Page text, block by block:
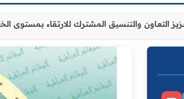
ديالى تعزيز التعاون والتنسيق المشترك